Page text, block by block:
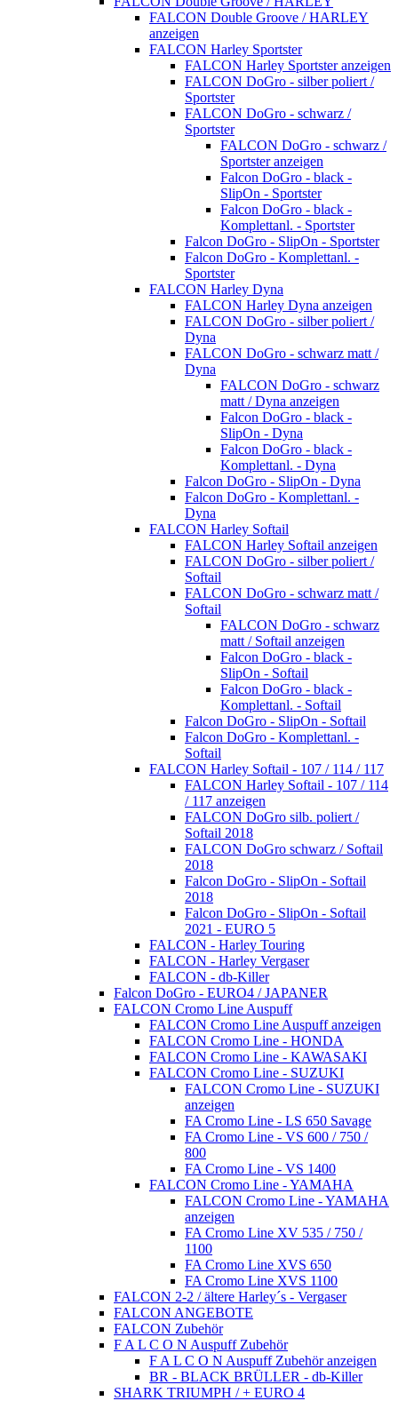
FALCON Double Groove / HARLEY
anzeigen
FALCON Harley Sportster
FALCON Harley Sportster anzeigen
FALCON DoGro - silber poliert /
Sportster
FALCON DoGro - schwarz /
Sportster
FALCON DoGro - schwarz /
Sportster anzeigen
Falcon DoGro - black -
SlipOn - Sportster
Falcon DoGro - black -
Komplettanl. - Sportster
Falcon DoGro - SlipOn - Sportster
Falcon DoGro - Komplettanl. -
Sportster
FALCON Harley Dyna
FALCON Harley Dyna anzeigen
FALCON DoGro - silber poliert /
Dyna
FALCON DoGro - schwarz matt /
Dyna
FALCON DoGro - schwarz
matt / Dyna anzeigen
Falcon DoGro - black -
SlipOn - Dyna
Falcon DoGro - black -
Komplettanl. - Dyna
Falcon DoGro - SlipOn - Dyna
Falcon DoGro - Komplettanl. -
Dyna
FALCON Harley Softail
FALCON Harley Softail anzeigen
FALCON DoGro - silber poliert /
Softail
FALCON DoGro - schwarz matt /
Softail
FALCON DoGro - schwarz
matt / Softail anzeigen
Falcon DoGro - black -
SlipOn - Softail
Falcon DoGro - black -
Komplettanl. - Softail
Falcon DoGro - SlipOn - Softail
Falcon DoGro - Komplettanl. -
Softail
FALCON Harley Softail - 107 / 114 / 117
FALCON Harley Softail - 107 / 114
/ 117 anzeigen
FALCON DoGro silb. poliert /
Softail 2018
FALCON DoGro schwarz / Softail
2018
Falcon DoGro - SlipOn - Softail
2018
Falcon DoGro - SlipOn - Softail
2021 - EURO 5
FALCON - Harley Touring
FALCON - Harley Vergaser
FALCON - db-Killer
Falcon DoGro - EURO4 / JAPANER
FALCON Cromo Line Auspuff
FALCON Cromo Line Auspuff anzeigen
FALCON Cromo Line - HONDA
FALCON Cromo Line - KAWASAKI
FALCON Cromo Line - SUZUKI
FALCON Cromo Line - SUZUKI
anzeigen
FA Cromo Line - LS 650 Savage
FA Cromo Line - VS 600 / 750 /
800
FA Cromo Line - VS 1400
FALCON Cromo Line - YAMAHA
FALCON Cromo Line - YAMAHA
anzeigen
FA Cromo Line XV 535 / 750 /
1100
FA Cromo Line XVS 650
FA Cromo Line XVS 1100
FALCON 2-2 / ältere Harley´s - Vergaser
FALCON ANGEBOTE
FALCON Zubehör
F A L C O N Auspuff Zubehör
F A L C O N Auspuff Zubehör anzeigen
BR - BLACK BRÜLLER - db-Killer
SHARK TRIUMPH / + EURO 4